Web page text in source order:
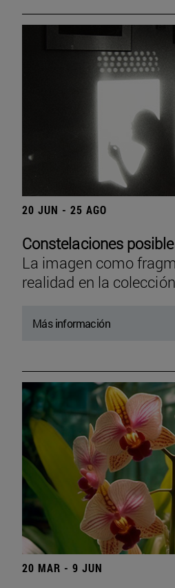
20 JUN - 25 AGO
Constelaciones
La imagen como
realidad en la
Más información
20 MAR - 9 JUN